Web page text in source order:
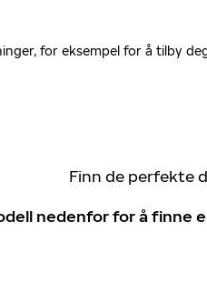
for eksempel for å tilby
Finn de perfekte
nedenfor for å finne